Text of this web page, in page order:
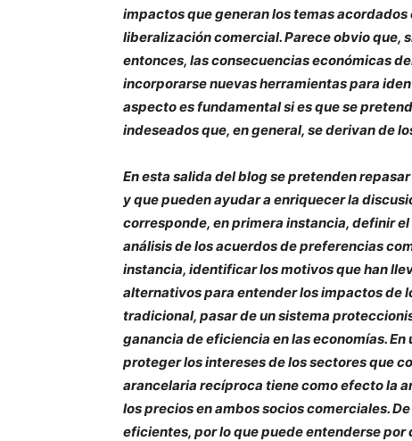
impactos que generan los temas
liberalización comercial. Parece obvio que,
entonces, las consecuencias económicas
incorporarse nuevas herramientas para
aspecto es fundamental si es que se
indeseados que, en general, se derivan de
En esta salida del blog se pretenden
y que pueden ayudar a enriquecer la
corresponde, en primera instancia, definir
análisis de los acuerdos de preferencias
instancia, identificar los motivos que han
alternativos para entender los impactos de
tradicional, pasar de un sistema
ganancia de eficiencia en las economías.
proteger los intereses de los sectores que
arancelaria recíproca tiene como efecto la
los precios en ambos socios comerciales.
eficientes, por lo que puede entenderse